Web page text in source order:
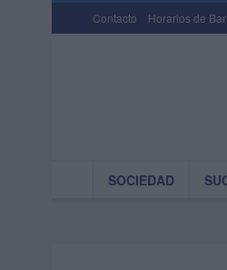
Contacto Horarios de
SOCIEDAD